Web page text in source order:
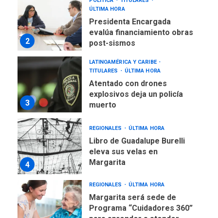
2
ÚLTIMA HORA
Presidenta Encargada
evalúa financiamiento obras
post-sismos
3
LATINOAMÉRICA Y CARIBE
TITULARES
ÚLTIMA HORA
Atentado con drones
explosivos deja un policía
muerto
4
REGIONALES ÚLTIMA HORA
Libro de Guadalupe Burelli
eleva sus velas en
Margarita
REGIONALES ÚLTIMA HORA
Margarita será sede de
Programa “Cuidadores 360”